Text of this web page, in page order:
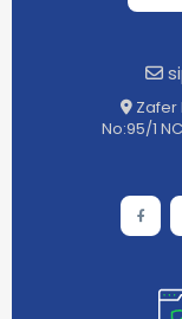
Zafer
No:95/1